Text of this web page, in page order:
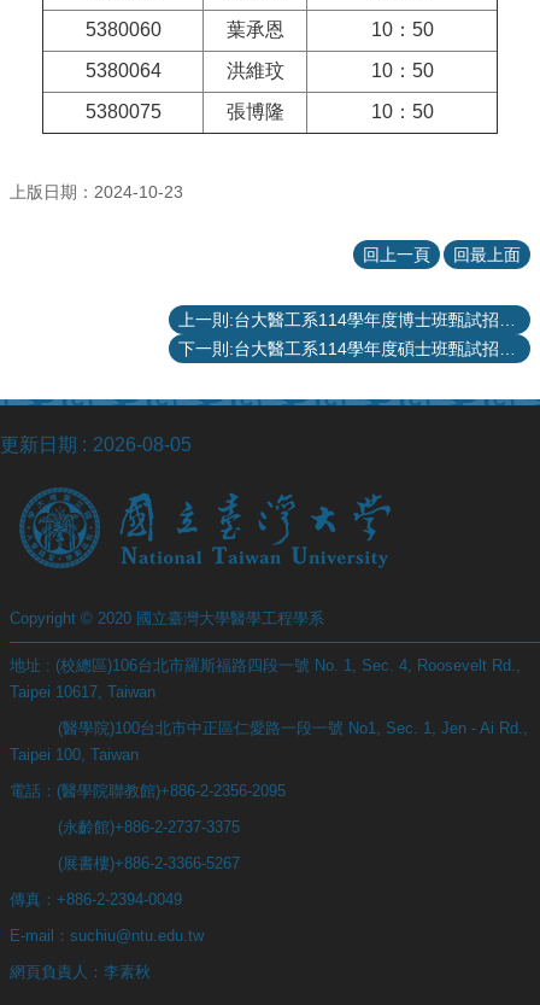
5380060
葉承恩
10：50
5380064
洪維玟
10：50
5380075
張博隆 10：50
上版日期：2024-10-23
回上一頁 回最上面
更新日期 2026-08-05
Copyright © 2020 國立臺灣大學醫學工程學系
地址 : (校總區)106台北市羅斯福路四段一號 No. 1, Sec. 4, Roosevelt Rd.,
Taipei 10617, Taiwan
(醫學院)100台北市中正區仁愛路一段一號 No1, Sec. 1, Jen - Ai Rd.,
Taipei 100, Taiwan
電話：(醫學院聯教館)+886-2-2356-2095
(永齡館)+886-2-2737-3375
(展書樓)+886-2-3366-5267
傳真：+886-2-2394-0049
E-mail：suchiu@ntu.edu.tw
網頁負責人：李素秋